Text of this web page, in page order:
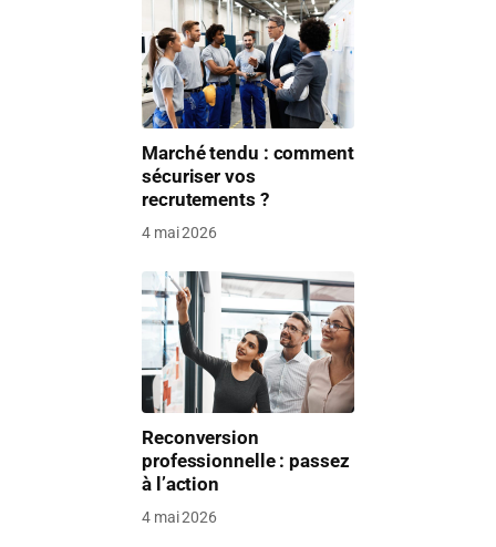
Marché tendu : comment
sécuriser vos
recrutements ?
4 mai 2026
Reconversion
professionnelle : passez
à l’action
4 mai 2026